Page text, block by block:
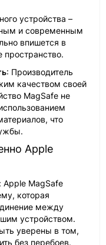
устройства –
и современным
впишется в
пространство.
: Производитель
качеством своей
MagSafe не
что
Apple
: Apple MagSafe
которая
между
устройством.
уверены в том,
без перебоев.